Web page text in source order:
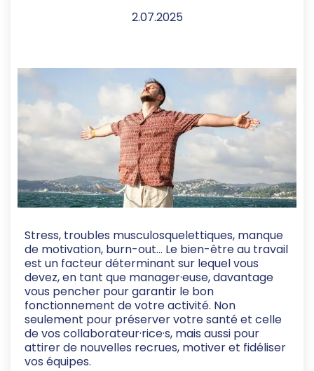
2.07.2025
Stress, troubles musculosquelettiques, manque
de motivation, burn-out… Le bien-être au travail
est un facteur déterminant sur lequel vous
devez, en tant que manager·euse, davantage
vous pencher pour garantir le bon
fonctionnement de votre activité. Non
seulement pour préserver votre santé et celle
de vos collaborateur·rice·s, mais aussi pour
attirer de nouvelles recrues, motiver et fidéliser
vos équipes.